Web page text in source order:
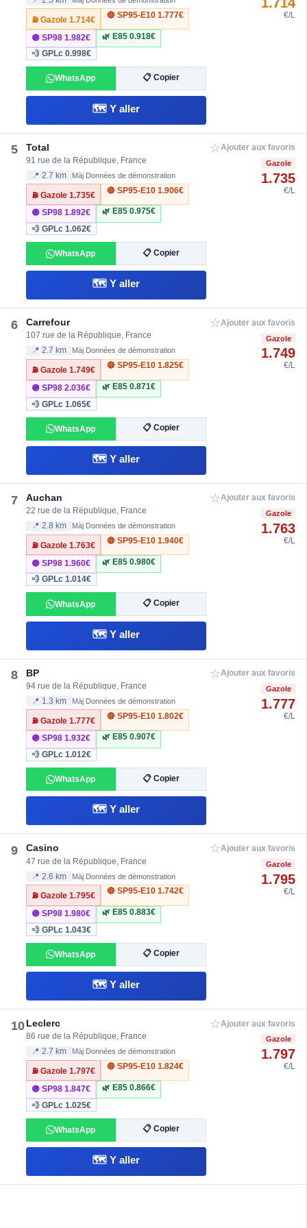
⛽ Gazole1.714€
🔴 SP95-E10 1.777€
🟣 SP981.982€ 🌿 E85 0.918€
💨 GPLc0.998€
WhatsApp 📋 Copier
🗺️ Y aller
€/L
5 Total
91 rue de la République, France
📍 2.7 km Màj Données de démonstration
⛽ Gazole1.735€
🔴 SP95-E10 1.906€
🟣 SP981.892€ 🌿 E85 0.975€
💨 GPLc1.062€
WhatsApp 📋 Copier
🗺️ Y aller
☆Ajouter aux favoris
Gazole
1.735
€/L
6 Carrefour
107 rue de la République, France
📍 2.7 km Màj Données de démonstration
⛽ Gazole1.749€
🔴 SP95-E10 1.825€
🟣 SP982.036€ 🌿 E85 0.871€
💨 GPLc1.065€
WhatsApp 📋 Copier
🗺️ Y aller
☆Ajouter aux favoris
Gazole
1.749
€/L
7 Auchan
22 rue de la République, France
📍 2.8 km Màj Données de démonstration
⛽ Gazole1.763€
🔴 SP95-E10 1.940€
🟣 SP981.960€ 🌿 E85 0.980€
💨 GPLc1.014€
WhatsApp 📋 Copier
🗺️ Y aller
☆Ajouter aux favoris
Gazole
1.763
€/L
8 BP
94 rue de la République, France
📍 1.3 km Màj Données de démonstration
⛽ Gazole1.777€
🔴 SP95-E10 1.802€
🟣 SP981.932€ 🌿 E85 0.907€
💨 GPLc1.012€
WhatsApp 📋 Copier
🗺️ Y aller
☆Ajouter aux favoris
Gazole
1.777
€/L
9 Casino
47 rue de la République, France
📍 2.6 km Màj Données de démonstration
⛽ Gazole1.795€
🔴 SP95-E10 1.742€
🟣 SP981.980€ 🌿 E85 0.883€
💨 GPLc1.043€
WhatsApp 📋 Copier
🗺️ Y aller
☆Ajouter aux favoris
Gazole
1.795
€/L
10Leclerc
86 rue de la République, France
📍 2.7 km Màj Données de démonstration
⛽ Gazole1.797€
🔴 SP95-E10 1.824€
🟣 SP981.847€ 🌿 E85 0.866€
💨 GPLc1.025€
WhatsApp 📋 Copier
🗺️ Y aller
☆Ajouter aux favoris
Gazole
1.797
€/L